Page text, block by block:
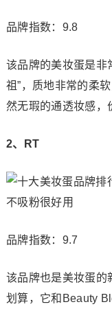
品牌指数：9.8
该品牌的美妆蛋是非
祖”，质地非常的柔
然无瑕的通透妆感，
2、RT
品牌指数：9.7
该品牌也是美妆蛋的
划算，它和Beauty